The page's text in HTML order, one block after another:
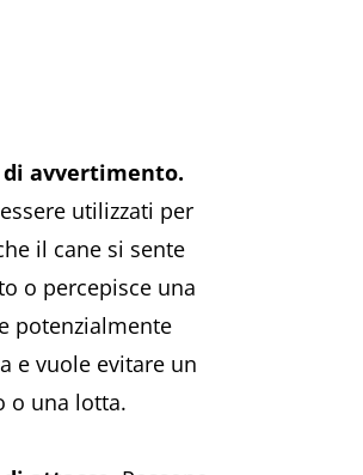
di avvertimento.
utilizzati per
il cane si sente
o percepisce una
potenzialmente
e vuole evitare un
o una lotta.